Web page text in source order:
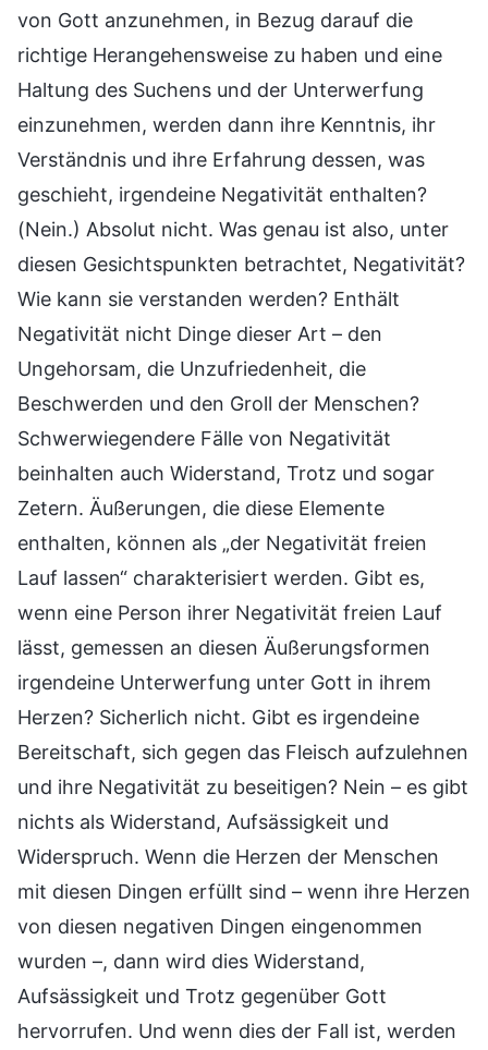
von Gott anzunehmen, in Bezug darauf die
richtige Herangehensweise zu haben und eine
Haltung des Suchens und der Unterwerfung
einzunehmen, werden dann ihre Kenntnis, ihr
Verständnis und ihre Erfahrung dessen, was
geschieht, irgendeine Negativität enthalten?
(Nein.) Absolut nicht. Was genau ist also, unter
diesen Gesichtspunkten betrachtet, Negativität?
Wie kann sie verstanden werden? Enthält
Negativität nicht Dinge dieser Art – den
Ungehorsam, die Unzufriedenheit, die
Beschwerden und den Groll der Menschen?
Schwerwiegendere Fälle von Negativität
beinhalten auch Widerstand, Trotz und sogar
Zetern. Äußerungen, die diese Elemente
enthalten, können als „der Negativität freien
Lauf lassen“ charakterisiert werden. Gibt es,
wenn eine Person ihrer Negativität freien Lauf
lässt, gemessen an diesen Äußerungsformen
irgendeine Unterwerfung unter Gott in ihrem
Herzen? Sicherlich nicht. Gibt es irgendeine
Bereitschaft, sich gegen das Fleisch aufzulehnen
und ihre Negativität zu beseitigen? Nein – es gibt
nichts als Widerstand, Aufsässigkeit und
Widerspruch. Wenn die Herzen der Menschen
mit diesen Dingen erfüllt sind – wenn ihre Herzen
von diesen negativen Dingen eingenommen
wurden –, dann wird dies Widerstand,
Aufsässigkeit und Trotz gegenüber Gott
hervorrufen. Und wenn dies der Fall ist, werden